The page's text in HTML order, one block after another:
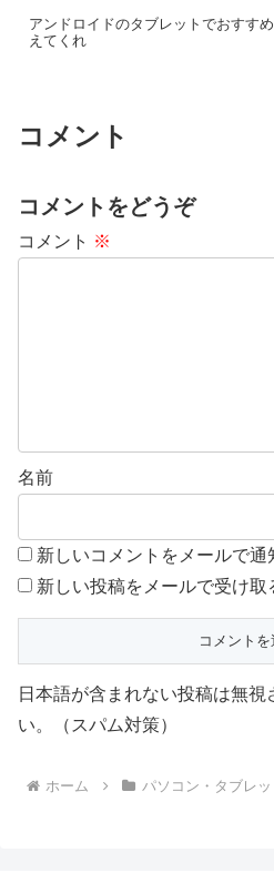
アンドロイドのタブレットでおすす
えてくれ
コメント
コメントをどうぞ
コメント ※
名前
新しいコメントをメールで通
新しい投稿をメールで受け取
日本語が含まれない投稿は無視
い。（スパム対策）
ホーム パソコン・タブレッ